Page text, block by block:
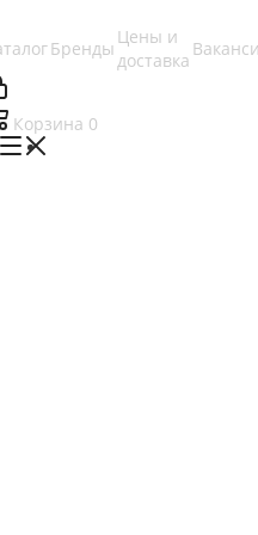
Бренды
Цены и
доставка
Корзина 0